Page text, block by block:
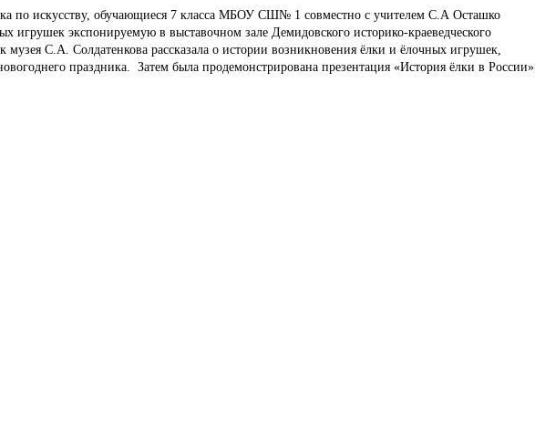
по искусству, обучающиеся 7 класса МБОУ СШ№ 1 совместно с учителем С.А Осташко
игрушек экспонируемую в выставочном зале Демидовского историко-краеведческого
музея С.А. Солдатенкова рассказала о истории возникновения ёлки и ёлочных игрушек,
праздника. Затем была продемонстрирована презентация «История ёлки в России».